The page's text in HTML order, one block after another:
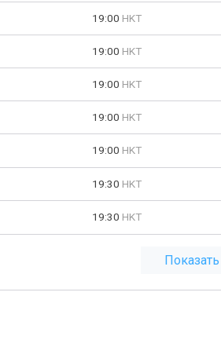
19:00 HKT
19:00 HKT
19:00 HKT
19:00 HKT
19:00 HKT
19:30 HKT
19:30 HKT